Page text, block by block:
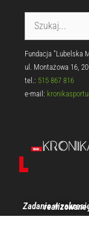
Fundacja "Lubelska
ul. Montażowa 16,
tel.: 515 867 816
e-mail:
Zadanie w zakresie